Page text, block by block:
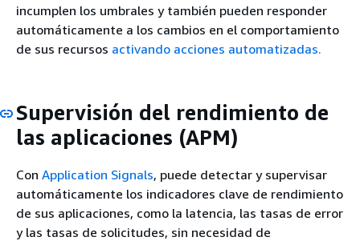
incumplen los umbrales y también pueden responder
automáticamente a los cambios en el comportamiento
de sus recursos activando acciones automatizadas.
Supervisión del rendimiento de
las aplicaciones (APM)
Con Application Signals, puede detectar y supervisar
automáticamente los indicadores clave de rendimiento
de sus aplicaciones, como la latencia, las tasas de error
y las tasas de solicitudes, sin necesidad de